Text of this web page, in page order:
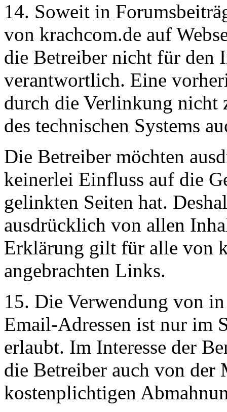
14. Soweit in
von krachcom.de auf
die Betreiber nicht für den
verantwortlich. Eine
durch die Verlinkung nicht
des technischen Systems
Die Betreiber möchten
keinerlei Einfluss auf die
gelinkten Seiten hat.
ausdrücklich von allen
Erklärung gilt für alle von
angebrachten Links.
15. Die Verwendung von
Email-Adressen ist nur im
erlaubt. Im Interesse der
die Betreiber auch von
kostenplichtigen